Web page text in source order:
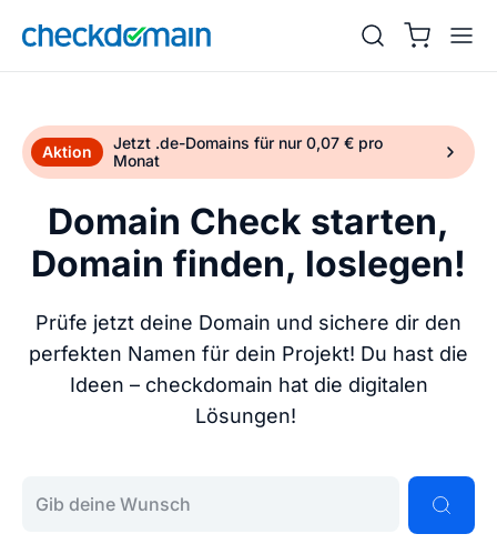
Aktion
Jetzt .de-Domains für nur 0,07 € pro
Monat
Domain Check starten,
Domain finden, loslegen!
Prüfe jetzt deine Domain und sichere dir den
perfekten Namen für dein Projekt! Du hast die
Ideen – checkdomain hat die digitalen
Lösungen!